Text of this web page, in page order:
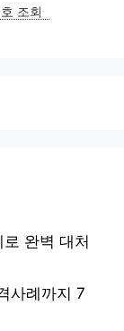
조회
완벽 대처
사례까지 7